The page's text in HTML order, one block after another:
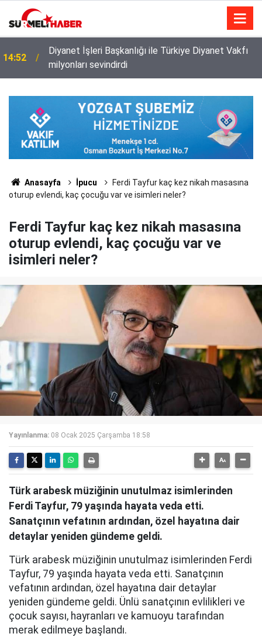
14:52
Diyanet İşleri Başkanlığı ile Türkiye Diyanet Vakfı
milyonları sevindirdi
Anasayfa İpucu
Ferdi Tayfur kaç kez nikah masasına
oturup evlendi, kaç çocuğu var ve isimleri neler?
Ferdi Tayfur kaç kez nikah masasına
oturup evlendi, kaç çocuğu var ve
isimleri neler?
Yayınlanma: 08 Ocak 2025 Çarşamba 18:58
Türk arabesk müziğinin unutulmaz isimlerinden
Ferdi Tayfur, 79 yaşında hayata veda etti.
Sanatçının vefatının ardından, özel hayatına dair
detaylar yeniden gündeme geldi.
Türk arabesk müziğinin unutulmaz isimlerinden Ferdi
Tayfur, 79 yaşında hayata veda etti. Sanatçının
vefatının ardından, özel hayatına dair detaylar
yeniden gündeme geldi. Ünlü sanatçının evlilikleri ve
çocuk sayısı, hayranları ve kamuoyu tarafından
merak edilmeye başlandı.